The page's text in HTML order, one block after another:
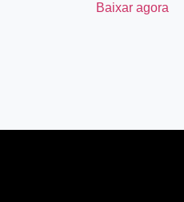
Baixar agora